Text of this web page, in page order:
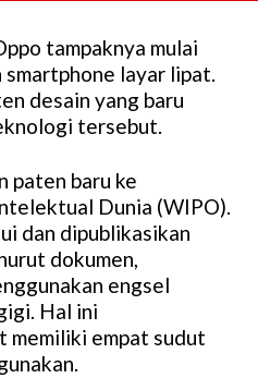
tampaknya mulai
layar lipat.
desain yang baru
tersebut.
paten baru ke
Dunia (WIPO).
dan dipublikasikan
dokumen,
engsel
Hal ini
memiliki empat sudut